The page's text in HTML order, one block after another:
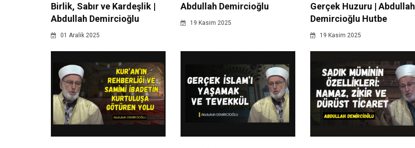
Birlik, Sabır ve Kardeşlik |
Abdullah Demircioğlu
01 Aralik 2025
Abdullah Demircioğlu
19 Kasim 2025
Gerçek Huzuru | Abdullah
Demircioğlu Hutbe
19 Kasim 2025